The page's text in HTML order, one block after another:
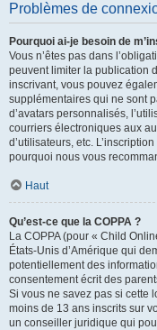
Problèmes de
Pourquoi ai-je besoin de
Vous n’êtes pas dans
peuvent limiter la publication
inscrivant, vous pouvez
supplémentaires qui ne sont
d’avatars personnalisés,
courriers électroniques aux
d’utilisateurs, etc.
pourquoi nous vous
Haut
Qu’est-ce que la COPPA ?
La COPPA (pour « Child
États-Unis d’Amérique qui
potentiellement des
consentement écrit des
Si vous ne savez pas si cette
moins de 13 ans inscrits sur
un conseiller juridique qui